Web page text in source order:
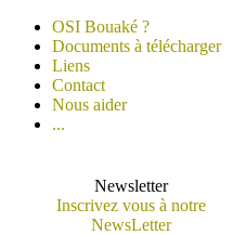
OSI Bouaké ?
Documents à télécharger
Liens
Contact
Nous aider
...
Newsletter
Inscrivez vous à notre
NewsLetter